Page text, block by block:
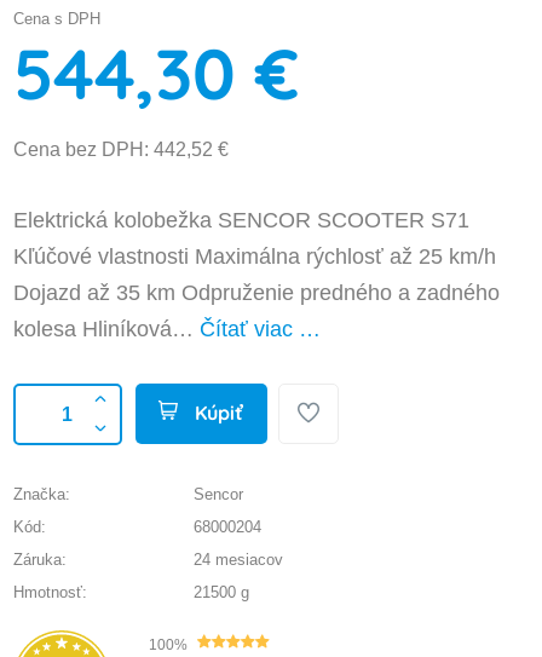
Cena s DPH
544,30 €
Cena bez DPH: 442,52 €
Elektrická kolobežka SENCOR SCOOTER S71
Kľúčové vlastnosti Maximálna rýchlosť až 25 km/h
Dojazd až 35 km Odpruženie predného a zadného
kolesa Hliníková… Čítať viac …
Kúpiť
Značka:
Sencor
Kód:
68000204
Záruka:
24 mesiacov
Hmotnosť:
21500 g
100%